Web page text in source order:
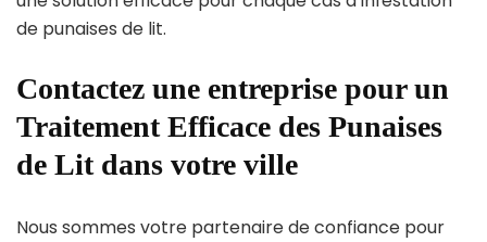
de punaises de lit.
Contactez une entreprise pour un
Traitement Efficace des Punaises
de Lit dans votre ville
Nous sommes votre partenaire de confiance pour